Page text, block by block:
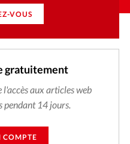
VOUS
gratuitement
aux articles web
pendant 14 jours.
COMPTE